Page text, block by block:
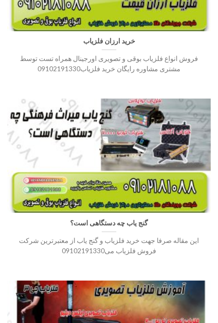
خرید ارزان فلزیاب
فروش انواع فلزیاب بوقی و تصویری اورجینال همراه تست توسط
مشتری مشاوره رایگان خرید فلزیاب09102191330
گنج یاب چه دستگاهی است؟
این مقاله صرفا جهت خرید فلزیاب و گنج یاب از معتبرترین شرکت
فروش فلزیاب می09102191330